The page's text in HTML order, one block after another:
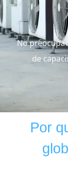
No
de
Por